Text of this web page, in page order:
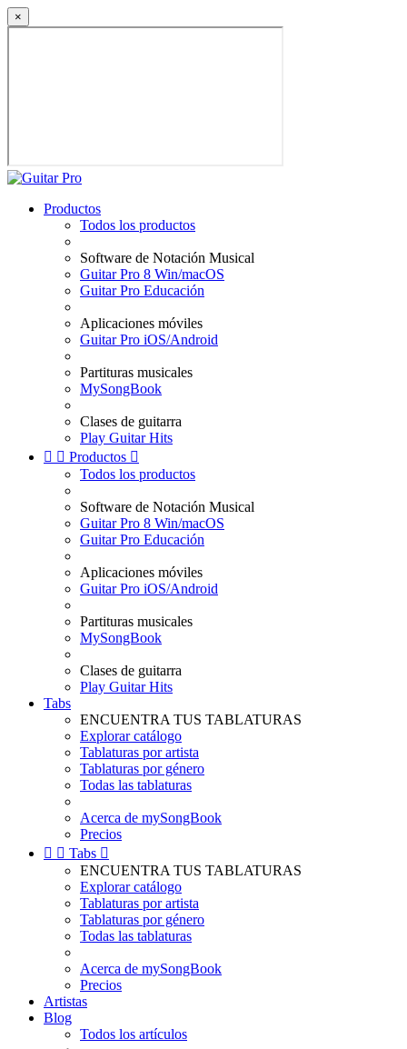
×
Productos
Todos los productos
Software de Notación Musical
Guitar Pro 8 Win/macOS
Guitar Pro Educación
Aplicaciones móviles
Guitar Pro iOS/Android
Partituras musicales
MySongBook
Clases de guitarra
Play Guitar Hits
  Productos 
Todos los productos
Software de Notación Musical
Guitar Pro 8 Win/macOS
Guitar Pro Educación
Aplicaciones móviles
Guitar Pro iOS/Android
Partituras musicales
MySongBook
Clases de guitarra
Play Guitar Hits
Tabs
ENCUENTRA TUS TABLATURAS
Explorar catálogo
Tablaturas por artista
Tablaturas por género
Todas las tablaturas
Acerca de mySongBook
Precios
  Tabs 
ENCUENTRA TUS TABLATURAS
Explorar catálogo
Tablaturas por artista
Tablaturas por género
Todas las tablaturas
Acerca de mySongBook
Precios
Artistas
Blog
Todos los artículos